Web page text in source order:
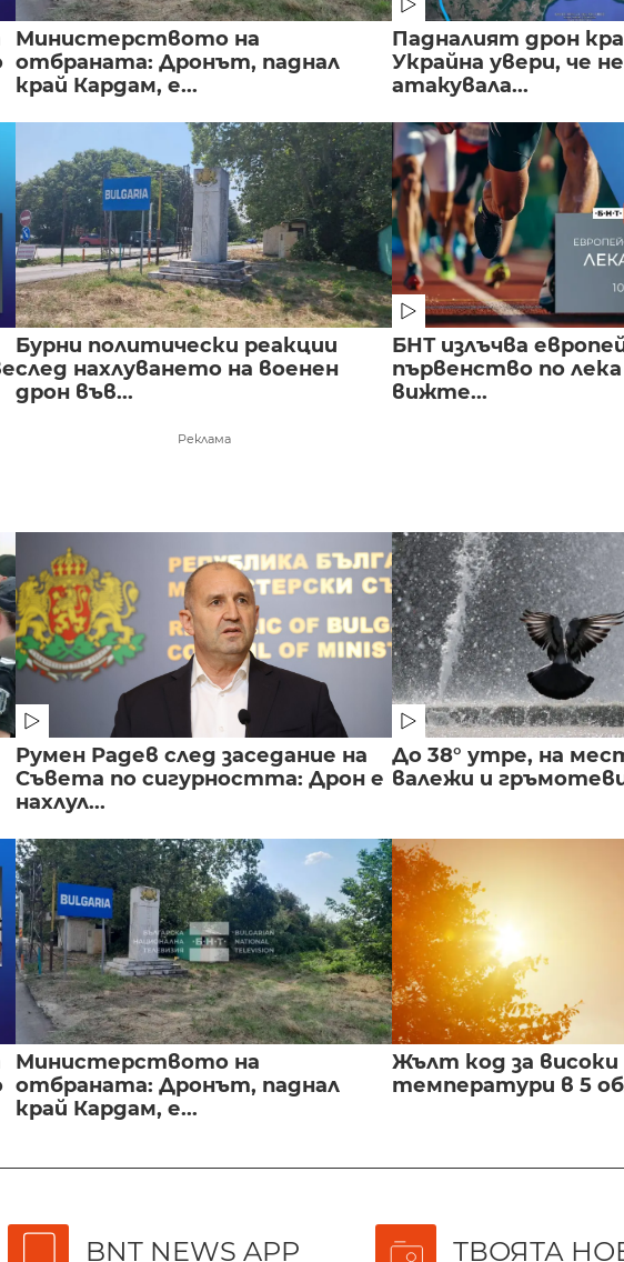
Министерството на
отбраната: Дронът, паднал
край Кардам, е...
Падналият дрон
Украйна увери, че
атакувала...
Бурни политически реакции
след нахлуването на военен
дрон във...
БНТ излъчва
първенство по
вижте...
Реклама
Румен Радев след заседание на
Съвета по сигурността: Дрон е
нахлул...
До 38° утре, на
валежи и
Министерството на
отбраната: Дронът, паднал
край Кардам, е...
Жълт код за високи
температури в 5
BNT NEWS APP ТВОЯТА